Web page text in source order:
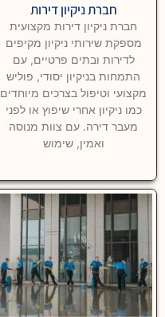
חברת ניקיון דירות
חברת ניקיון דירות מקצועית
מספקת שירותי ניקיון מקיפים
לדירות ובתים פרטיים, עם
התמחות בניקיון יסודי, פוליש
מקצועי וטיפול בצרכים מיוחדים
כמו ניקיון אחרי שיפוץ או לפני
מעבר דירה. עם צוות מנוסה
ואמין, שימוש